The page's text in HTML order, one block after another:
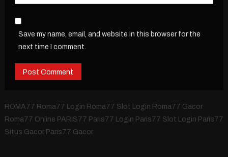
Save my name, email, and website in this browser for the
next time I comment.
ROMA77 Roma77 Login Roma77 Slot Login Roma77 Gacor
Roma77 Online PARIS77 Paris77 Login Paris77 Slot Login Paris77
Situs Gacor Paris77 Gacor